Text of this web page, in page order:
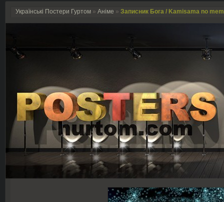
Українські Постери Гуртом » Аніме » Записник Бога / Kamisama no